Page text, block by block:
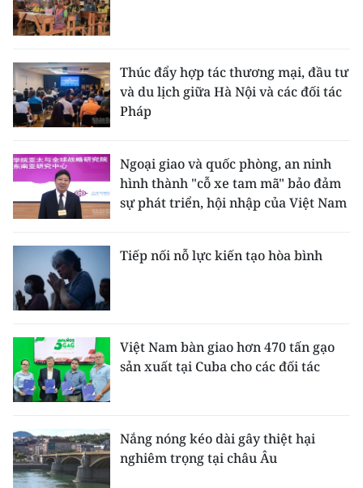
Thúc đẩy hợp tác thương mại, đầu tư
và du lịch giữa Hà Nội và các đối tác
Pháp
Ngoại giao và quốc phòng, an ninh
hình thành "cỗ xe tam mã" bảo đảm
sự phát triển, hội nhập của Việt Nam
Tiếp nối nỗ lực kiến tạo hòa bình
Việt Nam bàn giao hơn 470 tấn gạo
sản xuất tại Cuba cho các đối tác
Nắng nóng kéo dài gây thiệt hại
nghiêm trọng tại châu Âu